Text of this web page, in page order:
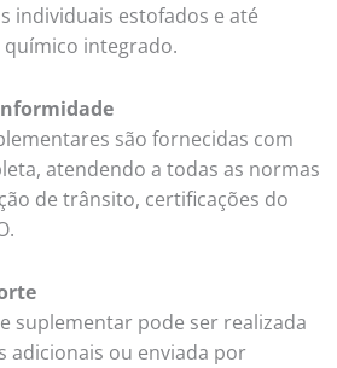
individuais estofados e até
integrado.
são fornecidas com
atendendo a todas as normas
de trânsito, certificações do
suplementar pode ser realizada
adicionais ou enviada por